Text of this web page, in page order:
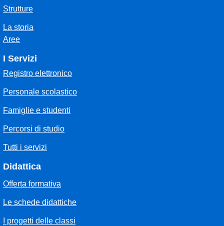
Strutture
La storia
Aree
I Servizi
Registro elettronico
Personale scolastico
Famiglie e studenti
Percorsi di studio
Tutti i servizi
Didattica
Offerta formativa
Le schede didattiche
I progetti delle classi